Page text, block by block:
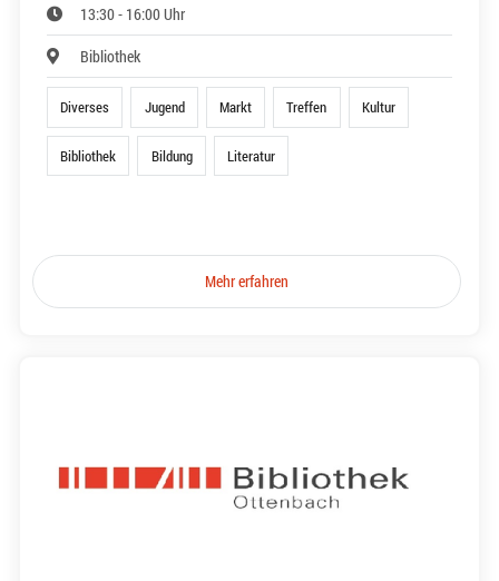
13:30 - 16:00 Uhr
Bibliothek
Diverses Jugend Markt Treffen Kultur
Bibliothek Bildung Literatur
Mehr erfahren